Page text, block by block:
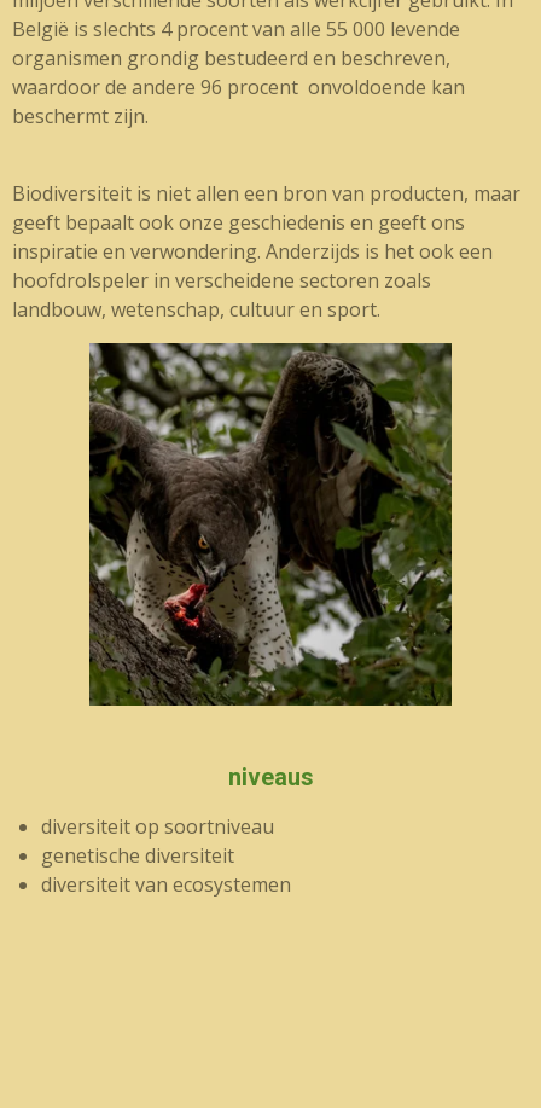
België is slechts 4 procent van alle 55 000 levende
organismen grondig bestudeerd en beschreven,
waardoor de andere 96 procent onvoldoende kan
beschermt zijn.
Biodiversiteit is niet allen een bron van producten, maar
geeft bepaalt ook onze geschiedenis en geeft ons
inspiratie en verwondering. Anderzijds is het ook een
hoofdrolspeler in verscheidene sectoren zoals
landbouw, wetenschap, cultuur en sport.
niveaus
diversiteit op soortniveau
genetische diversiteit
diversiteit van ecosystemen